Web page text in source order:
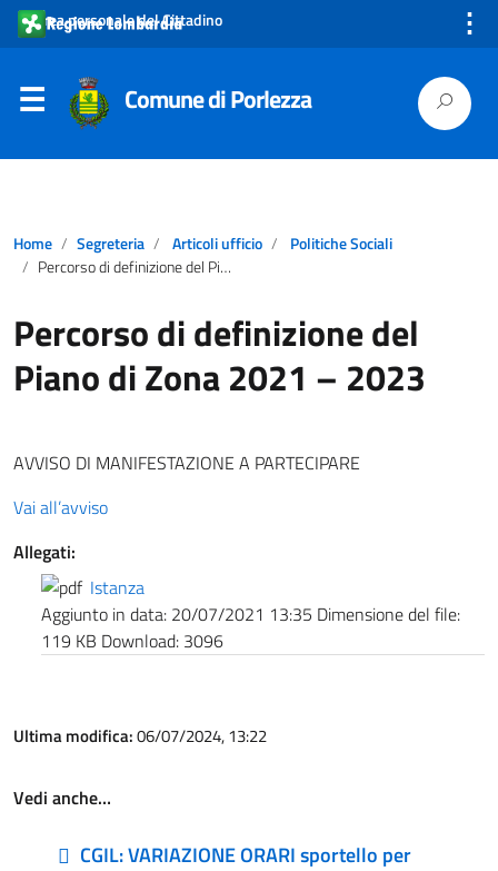
Area personale del Cittadino ⋮
Comune di Porlezza
Home Segreteria Articoli ufficio
Politiche Sociali
Percorso di definizione del Piano di Zona 2021 – 2023
Percorso di definizione del
Piano di Zona 2021 – 2023
AVVISO DI MANIFESTAZIONE A PARTECIPARE
Vai all’avviso
Allegati:
Istanza
Aggiunto in data: 20/07/2021 13:35 Dimensione del file:
119 KB Download: 3096
Ultima modifica:06/07/2024, 13:22
Vedi anche…
CGIL: VARIAZIONE ORARI sportello per